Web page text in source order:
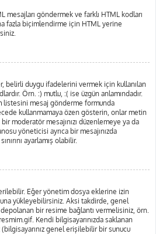
mesajları göndermek ve farklı HTML kodları
fazla biçimlendirme için HTML yerine
belirli duygu ifadelerini vermek için kullanılan
Örn. :) mutlu, :( ise üzgün anlamındadır.
listesini mesaj gönderme formunda
kullanmamaya özen gösterin, onlar metin
moderatör mesajınızı düzenlemeye ya da
yöneticisi ayrıca bir mesajınızda
ayarlamış olabilir.
Eğer yönetim dosya eklerine izin
yükleyebilirsiniz. Aksi takdirde, genel
bir resime bağlantı vermelisiniz, örn.
Kendi bilgisayarınızda saklanan
genel erişilebilir bir sunucu